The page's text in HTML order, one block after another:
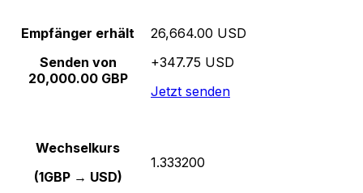
Empfänger erhält
Senden von
20,000.00 GBP
26,664.00 USD
+347.75 USD
Jetzt senden
Wechselkurs
(1GBP → USD)
1.333200